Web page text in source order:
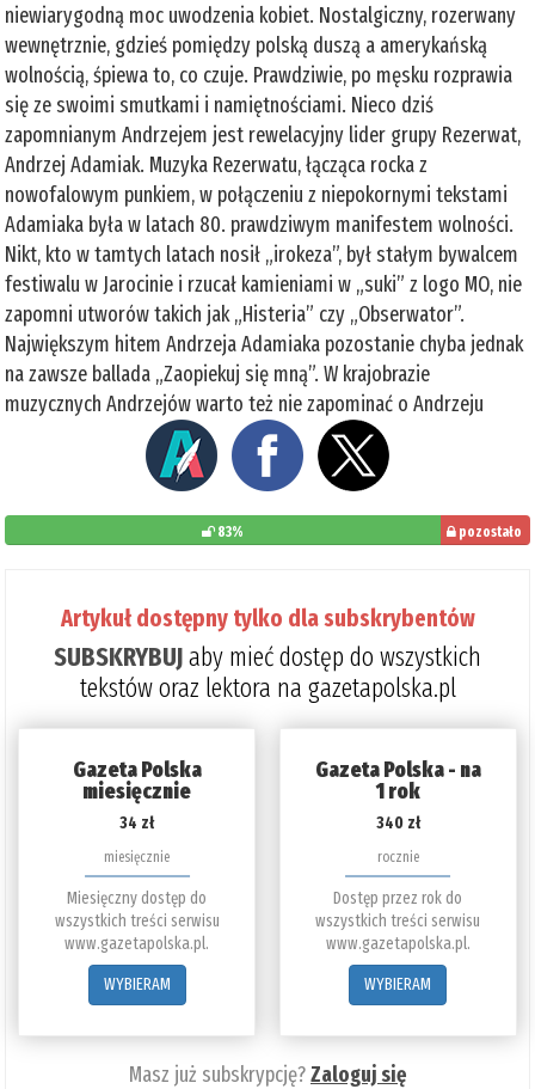
niewiarygodną moc uwodzenia kobiet. Nostalgiczny, rozerwany
wewnętrznie, gdzieś pomiędzy polską duszą a amerykańską
wolnością, śpiewa to, co czuje. Prawdziwie, po męsku rozprawia
się ze swoimi smutkami i namiętnościami. Nieco dziś
zapomnianym Andrzejem jest rewelacyjny lider grupy Rezerwat,
Andrzej Adamiak. Muzyka Rezerwatu, łącząca rocka z
nowofalowym punkiem, w połączeniu z niepokornymi tekstami
Adamiaka była w latach 80. prawdziwym manifestem wolności.
Nikt, kto w tamtych latach nosił „irokeza”, był stałym bywalcem
festiwalu w Jarocinie i rzucał kamieniami w „suki” z logo MO, nie
zapomni utworów takich jak „Histeria” czy „Obserwator”.
Największym hitem Andrzeja Adamiaka pozostanie chyba jednak
na zawsze ballada „Zaopiekuj się mną”. W krajobrazie
muzycznych Andrzejów warto też nie zapominać o Andrzeju
83%
pozostało
17%
Artykuł dostępny tylko dla subskrybentów
SUBSKRYBUJaby mieć dostęp do wszystkich
tekstów oraz lektora na gazetapolska.pl
Gazeta Polska
miesięcznie
34 zł
miesięcznie
Miesięczny dostęp do
wszystkich treści serwisu
www.gazetapolska.pl.
WYBIERAM
Gazeta Polska - na
1 rok
340 zł
rocznie
Dostęp przez rok do
wszystkich treści serwisu
www.gazetapolska.pl.
WYBIERAM
Masz już subskrypcję?Zaloguj się